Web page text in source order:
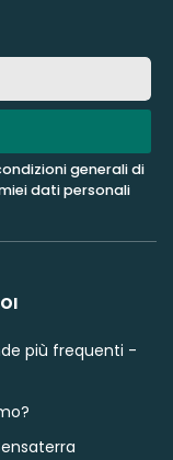
generali di
dati personali
più frequenti -